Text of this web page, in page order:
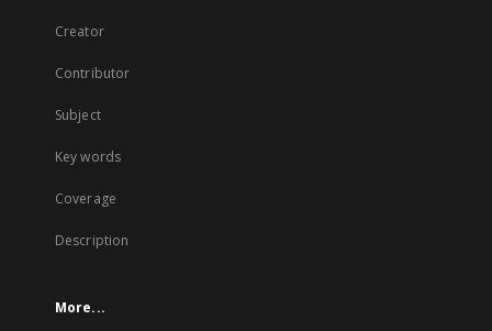
Creator
Contributor
Subject
Key words
Coverage
Description
More...